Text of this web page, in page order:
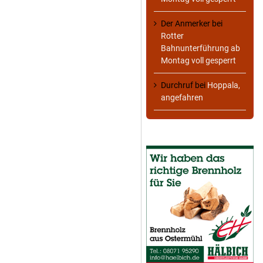
Der Anmerker bei
Rotter
Bahnunterführung ab
Montag voll gesperrt
Durchruf bei Hoppala,
angefahren